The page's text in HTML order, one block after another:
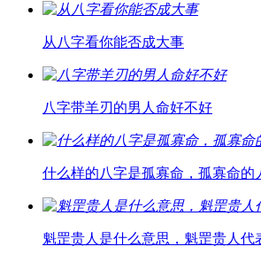
从八字看你能否成大事
八字带羊刃的男人命好不好
什么样的八字是孤寡命，孤寡命的
魁罡贵人是什么意思，魁罡贵人代